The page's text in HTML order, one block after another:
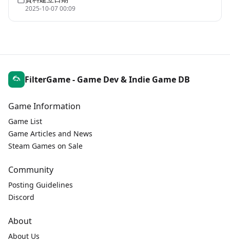
2025-10-07 00:09
FilterGame - Game Dev & Indie Game DB
Game Information
Game List
Game Articles and News
Steam Games on Sale
Community
Posting Guidelines
Discord
About
About Us